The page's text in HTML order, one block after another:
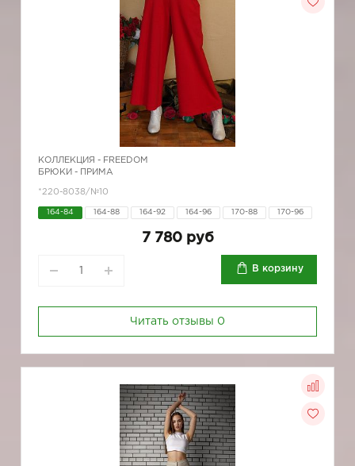
КОЛЛЕКЦИЯ - FREEDOM
БРЮКИ - ПРИМА
*220-8038/№10
164-84 164-88 164-92 164-96 170-88 170-96
7 780 руб
В корзину
Читать отзывы 0